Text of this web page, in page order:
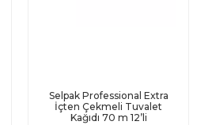
Selpak Professional Extra
İçten Çekmeli Tuvalet
Kağıdı 70 m 12’li